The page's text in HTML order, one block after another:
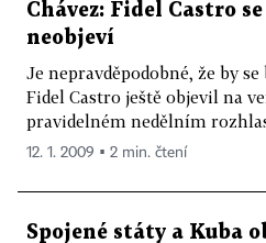
Chávez: Fidel Castro
neobjeví
Je nepravděpodobné, že by
Fidel Castro ještě objevil na
pravidelném nedělním
12. 1. 2009 ▪ 2 min. čtení
Spojené státy a Kuba